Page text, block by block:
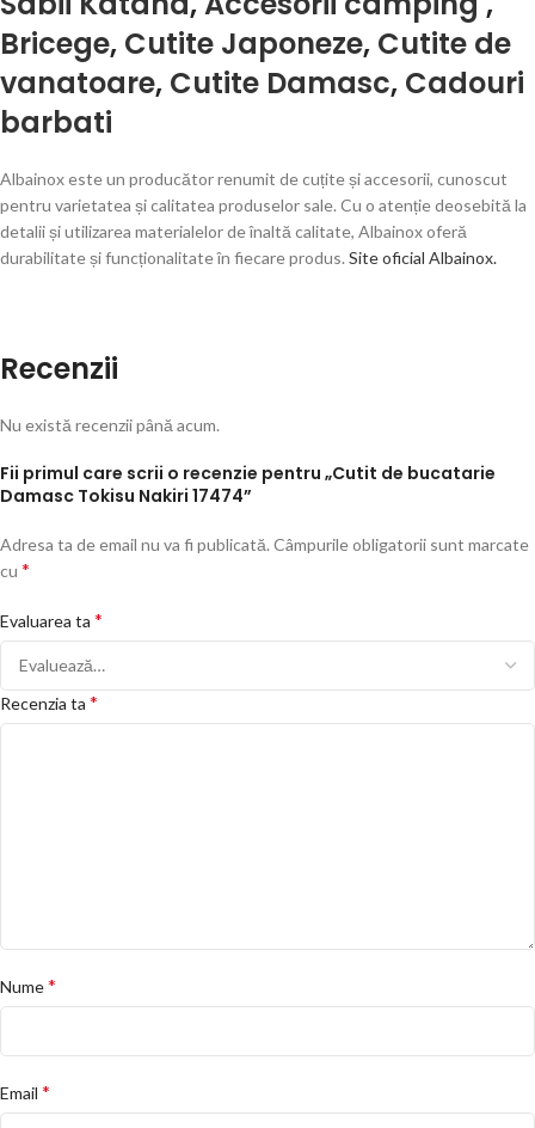
Bricege, Cutite Japoneze, Cutite de
vanatoare, Cutite Damasc, Cadouri
barbati
Albainox este un producător renumit de cuțite și accesorii, cunoscut
pentru varietatea și calitatea produselor sale. Cu o atenție deosebită la
detalii și utilizarea materialelor de înaltă calitate, Albainox oferă
durabilitate și funcționalitate în fiecare produs. Site oficial Albainox.
Recenzii
Nu există recenzii până acum.
Fii primul care scrii o recenzie pentru „Cutit de bucatarie
Damasc Tokisu Nakiri 17474”
Adresa ta de email nu va fi publicată. Câmpurile obligatorii sunt marcate
cu *
Evaluarea ta *
Recenzia ta *
Nume*
Email *